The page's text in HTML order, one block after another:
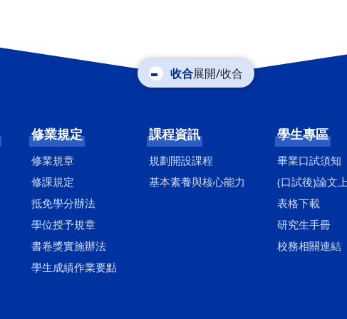
展開/收合
修業規定
修業規章
修課規定
抵免學分辦法
學位授予規章
書卷獎實施辦法
學生成績作業要點
課程資訊
規劃開設課程
基本素養與核心能力
學生專區
畢業口試須知
(口試後)論文
表格下載
研究生手冊
校務相關連結